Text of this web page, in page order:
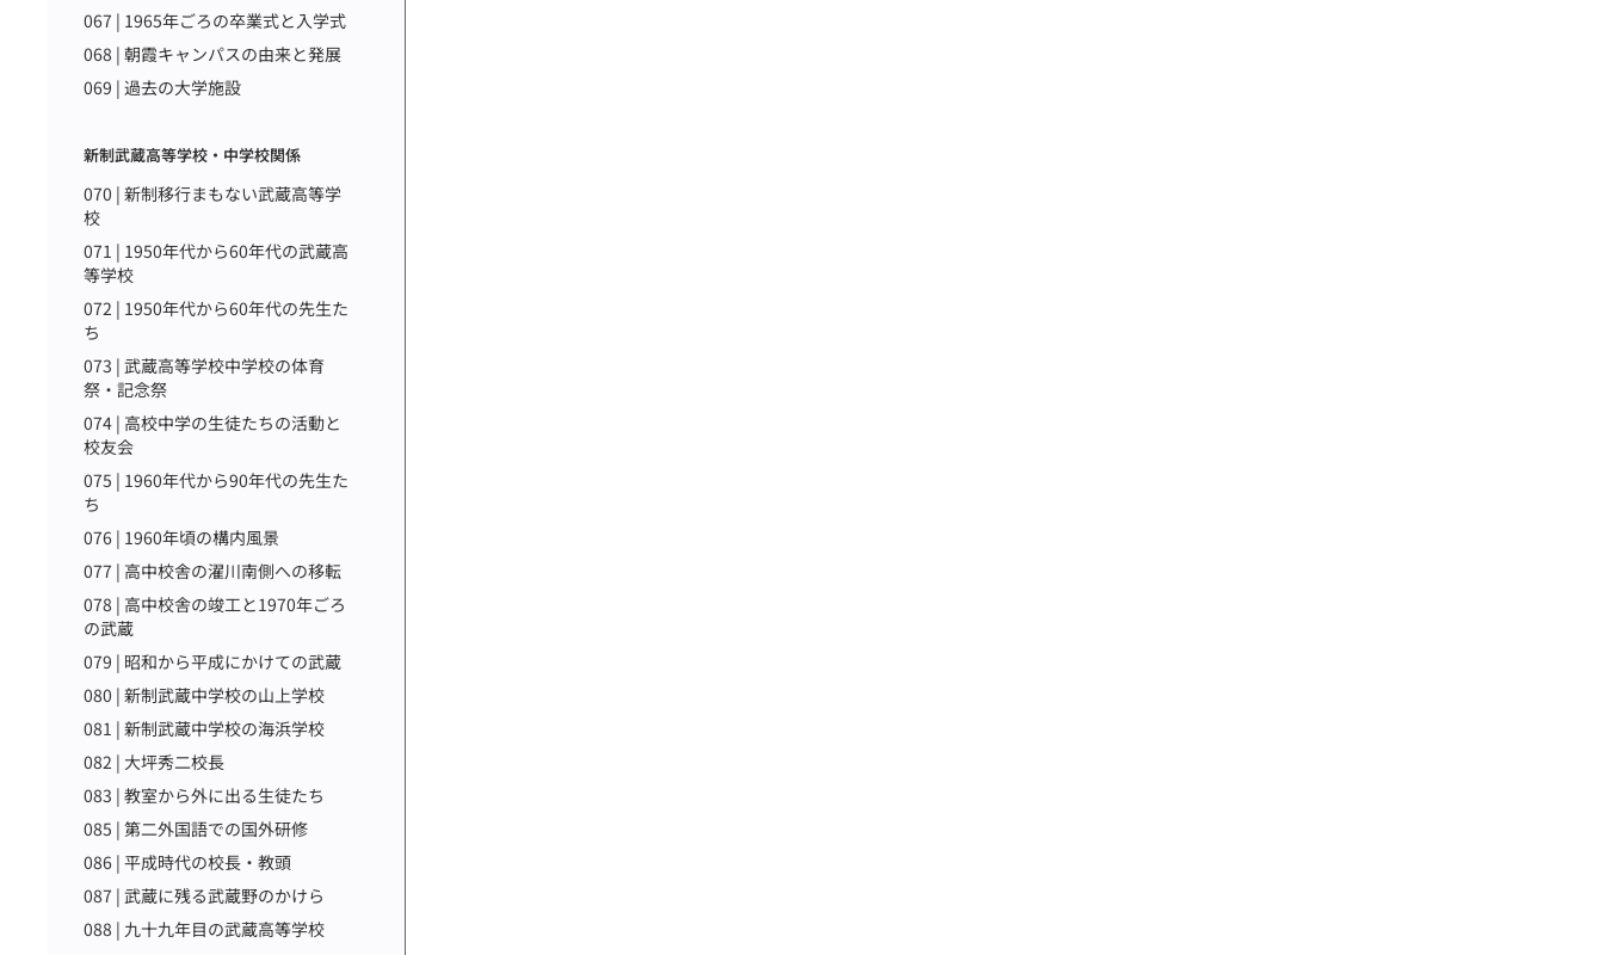
067 | 1965年ごろの卒業式と入学式
068 | 朝霞キャンパスの由来と発展
069 | 過去の大学施設
新制武蔵高等学校・中学校関係
070 | 新制移行まもない武蔵高等学
校
071 | 1950年代から60年代の武蔵高
等学校
072 | 1950年代から60年代の先生た
ち
073 | 武蔵高等学校中学校の体育
祭・記念祭
074 | 高校中学の生徒たちの活動と
校友会
075 | 1960年代から90年代の先生た
ち
076 | 1960年頃の構内風景
077 | 高中校舎の濯川南側への移転
078 | 高中校舎の竣工と1970年ごろ
の武蔵
079 | 昭和から平成にかけての武蔵
080 | 新制武蔵中学校の山上学校
081 | 新制武蔵中学校の海浜学校
082 | 大坪秀二校長
083 | 教室から外に出る生徒たち
085 | 第二外国語での国外研修
086 | 平成時代の校長・教頭
087 | 武蔵に残る武蔵野のかけら
088 | 九十九年目の武蔵高等学校